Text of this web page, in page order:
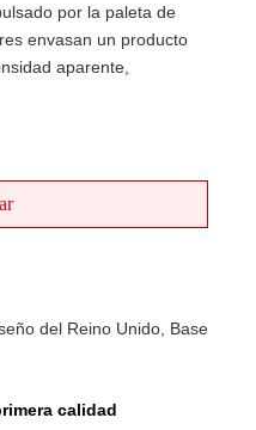
por la paleta de
envasan un producto
aparente,
del Reino Unido, Base
calidad